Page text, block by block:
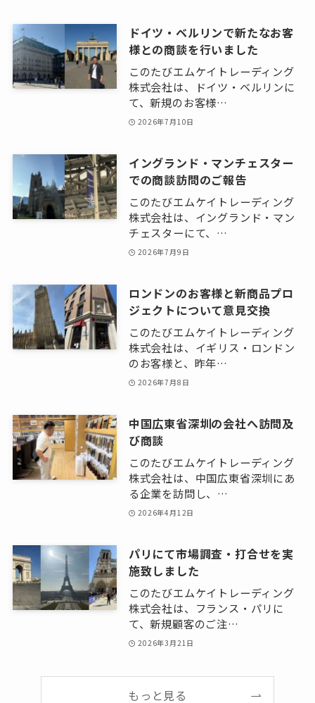
ドイツ・ベルリンで新たなお客
様との商談を行いました
このたびエムケイトレーディング
株式会社は、ドイツ・ベルリンに
て、新規のお客様…
2026年7月10日
イングランド・マンチェスター
での商談訪問のご報告
このたびエムケイトレーディング
株式会社は、イングランド・マン
チェスターにて、…
2026年7月9日
ロンドンのお客様と新商品プロ
ジェクトについて意見交換
このたびエムケイトレーディング
株式会社は、イギリス・ロンドン
のお客様と、昨年…
2026年7月8日
中国広東省深圳の会社へ訪問及
び商談
このたびエムケイトレーディング
株式会社は、中国広東省深圳にあ
る企業を訪問し、…
2026年4月12日
パリにて市場調査・打合せを実
施致しました
このたびエムケイトレーディング
株式会社は、フランス・パリに
て、新規顧客のご注…
2026年3月21日
もっと見る